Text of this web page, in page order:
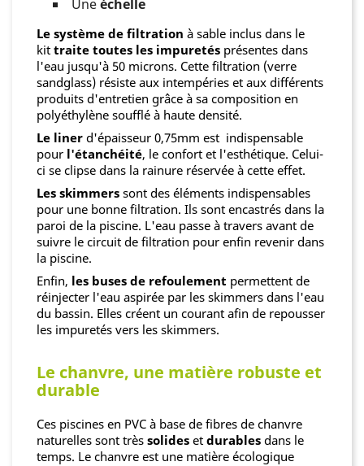
Uneéchelle
Le système de filtration à sable inclus dans le
kit traite toutes les impuretés présentes dans
l'eau jusqu'à 50 microns. Cette filtration (verre
sandglass) résiste aux intempéries et aux différents
produits d'entretien grâce à sa composition en
polyéthylène soufflé à haute densité.
Le liner d'épaisseur 0,75mm est indispensable
pour l'étanchéité, le confort et l'esthétique. Celui-
ci se clipse dans la rainure réservée à cette effet.
Les skimmers sont des éléments indispensables
pour une bonne filtration. Ils sont encastrés dans la
paroi de la piscine. L'eau passe à travers avant de
suivre le circuit de filtration pour enfin revenir dans
la piscine.
Enfin, les buses de refoulement permettent de
réinjecter l'eau aspirée par les skimmers dans l'eau
du bassin. Elles créent un courant afin de repousser
les impuretés vers les skimmers.
Le chanvre, une matière robuste et
durable
Ces piscines en PVC à base de fibres de chanvre
naturelles sont très solides et durables dans le
temps. Le chanvre est une matière écologique